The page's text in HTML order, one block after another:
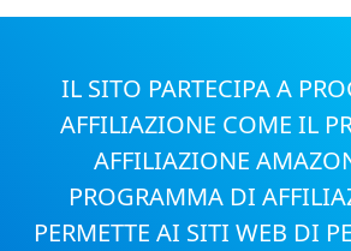
IL SITO PARTECIPA A
AFFILIAZIONE COME IL
AFFILIAZIONE
PROGRAMMA DI
PERMETTE AI SITI WEB DI